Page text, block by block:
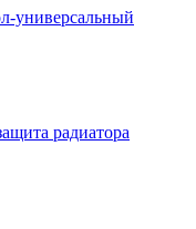
универсальный
радиатора